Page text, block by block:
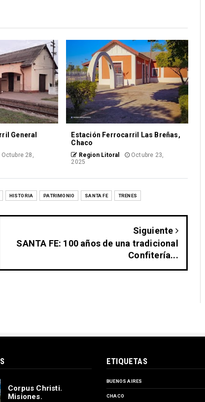
General
Octubre 28,
Estación Ferrocarril Las Breñas,
Chaco
Region Litoral
Octubre 23,
2025
HISTORIA PATRIMONIO SANTA FE TRENES
Siguiente
SANTA FE: 100 años de una tradicional
Confitería...
Corpus Christi.
Misiones.
ETIQUETAS
BUENOS AIRES
CHACO